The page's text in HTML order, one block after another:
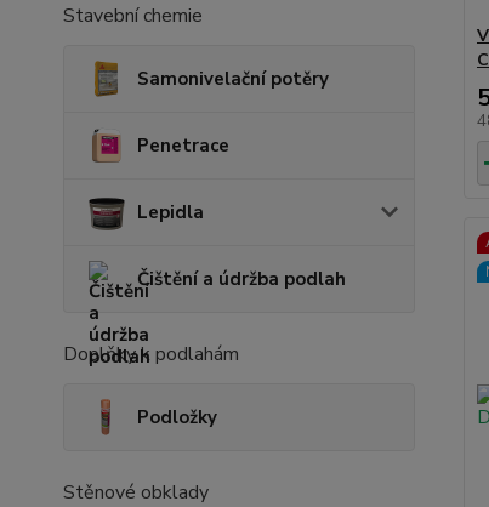
Stavební chemie
Samonivelační potěry
Penetrace
Lepidla
Čištění a údržba podlah
Doplňky k podlahám
Podložky
Stěnové obklady